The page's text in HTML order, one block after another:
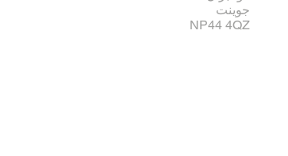
جوينت
NP44 4QZ